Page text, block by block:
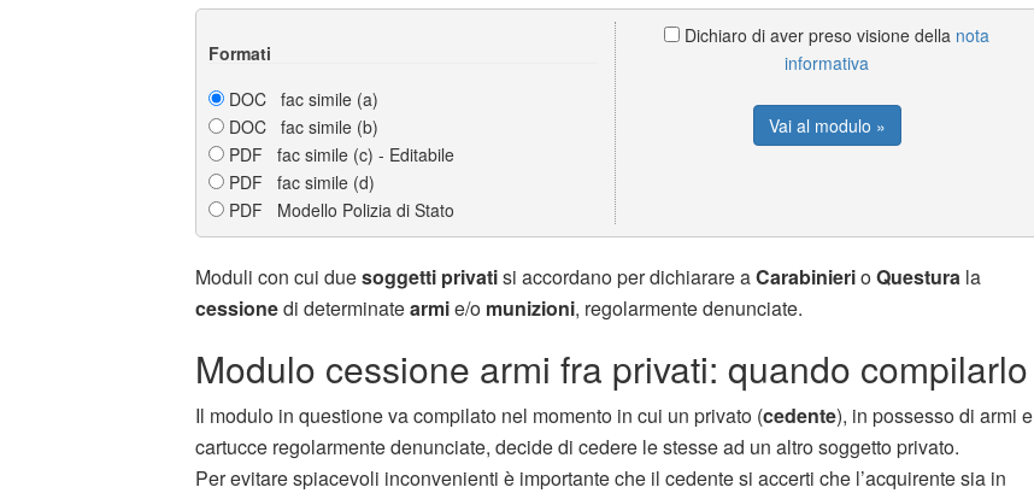
Formati
DOC fac simile (a)
DOC fac simile (b)
PDF fac simile (c) - Editabile
PDF fac simile (d)
PDF Modello Polizia di Stato
Dichiaro di aver preso visione della nota
informativa
Vai al modulo »
Moduli con cui duesoggetti privatisi accordano per dichiarare aCarabinierioQuestura la
cessionedi determinatearmie/o munizioni, regolarmente denunciate.
Modulo cessione armi fra privati: quando compilarlo
Il modulo in questione va compilato nel momento in cui un privato (cedente), in possesso di armi e
cartucce regolarmente denunciate, decide di cedere le stesse ad un altro soggetto privato.
Per evitare spiacevoli inconvenienti è importante che il cedente si accerti che l’acquirente sia in